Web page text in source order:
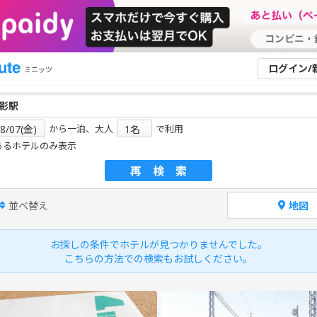
ミニッツ ログイン/
から一泊、大人
で利用
るホテルのみ表示
再検索
並べ替え 地図
お探しの条件でホテルが見つかりませんでした。
こちらの方法での検索もお試しください。